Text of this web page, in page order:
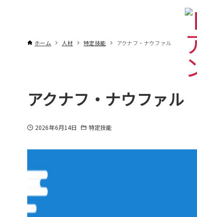
ホーム 人材 特定技能 アクナフ・ナウファル
アクナフ・ナウファル
2026年6月14日 特定技能